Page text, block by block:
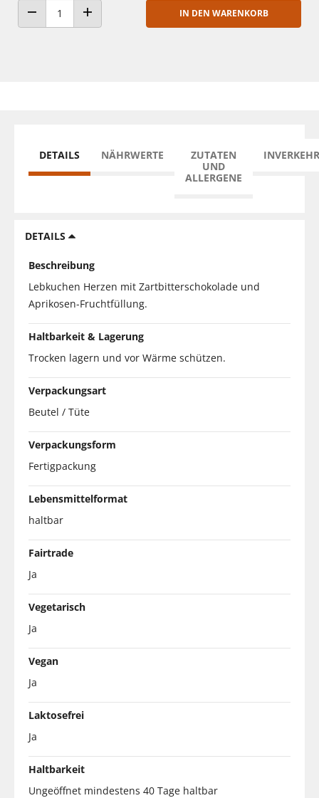
ANZAHL VERRINGERNANZAHL ERHÖHEN
IN DEN WARENKORB
DETAILS NÄHRWERTE
ZUTATEN
UND
ALLERGENE
DETAILS
Beschreibung
Lebkuchen Herzen mit Zartbitterschokolade und
Aprikosen-Fruchtfüllung.
Haltbarkeit & Lagerung
Trocken lagern und vor Wärme schützen.
Verpackungsart
Beutel / Tüte
Verpackungsform
Fertigpackung
Lebensmittelformat
haltbar
Fairtrade
Ja
Vegetarisch
Ja
Vegan
Ja
Laktosefrei
Ja
Haltbarkeit
Ungeöffnet mindestens 40 Tage haltbar